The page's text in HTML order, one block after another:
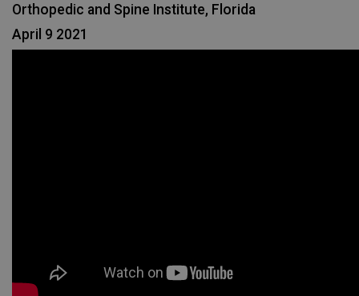
Orthopedic and Spine Institute, Florida
April 9 2021